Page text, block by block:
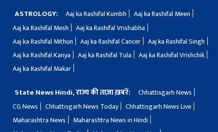
ASTROLOGY: Aaj ka Rashifal Kumbh
Aaj ka Rashifal Meen
Aaj ka Rashifal Mesh
Aaj ka Rashifal Vrishabha
Aaj ka Rashifal Mithun
Aaj ka Rashifal Cancer
Aaj ka Rashifal Singh
Aaj ka Rashifal Kanya
Aaj ka Rashifal Tula
Aaj ka Rashifal Vrishchik
Aaj ka Rashifal Makar
State News Hindi, राज्य की ताज़ा ख़बरें:
Chhattisgarh News
CG News
Chhattisgarh News Today
Chhattisgarh News Live
Maharashtra News
Maharashtra News in Hindi